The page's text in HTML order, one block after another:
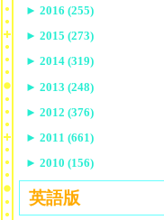
► 2016 (255)
► 2015 (273)
► 2014 (319)
► 2013 (248)
► 2012 (376)
► 2011 (661)
► 2010 (156)
英語版